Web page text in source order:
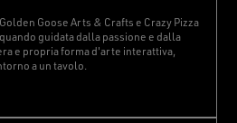
Goose Arts & Crafts e Crazy Pizza
guidata dalla passione e dalla
e propria forma d'arte interattiva,
a un tavolo.